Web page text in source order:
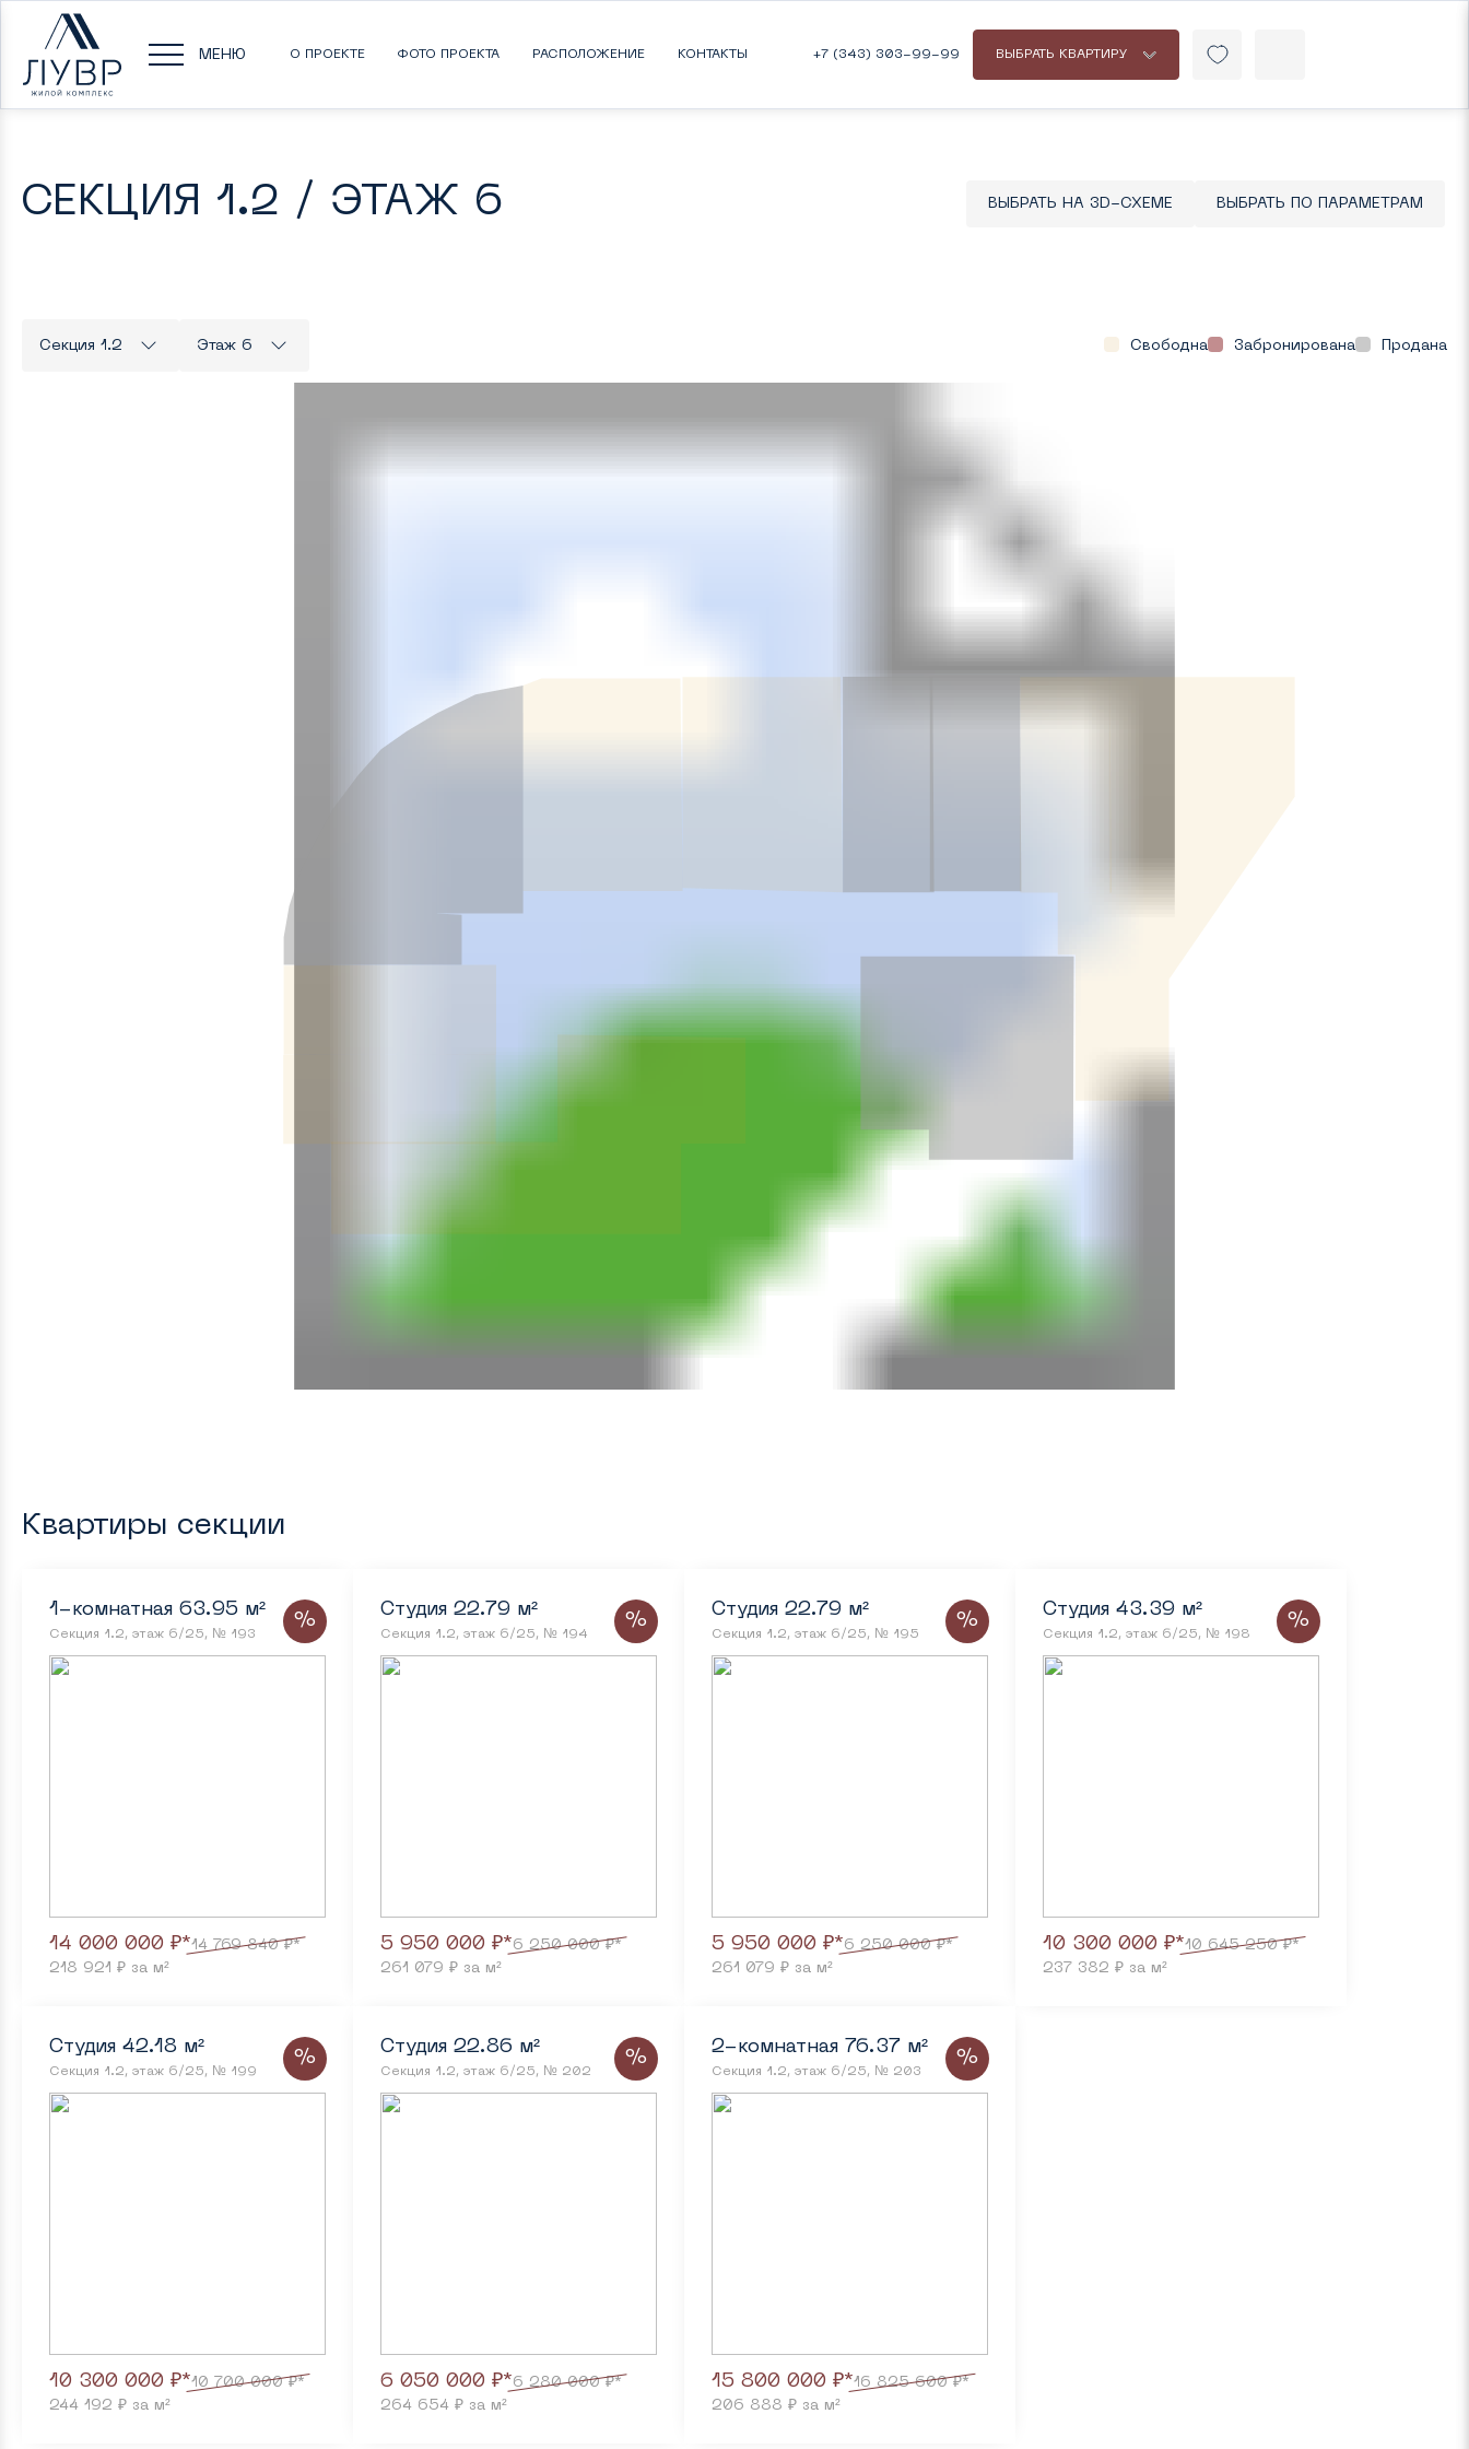
МЕНЮ О ПРОЕКТЕ ФОТО ПРОЕКТА РАСПОЛОЖЕНИЕ КОНТАКТЫ +7 (343) 303-99-99 ВЫБРАТЬ КВАРТИРУ
СЕКЦИЯ 1.2 / ЭТАЖ 6 ВЫБРАТЬ НА 3D-СХЕМЕ ВЫБРАТЬ ПО ПАРАМЕТРАМ
Секция 1.2 Этаж 6 Свободна Забронирована Продана
Квартиры секции
1-комнатная 63.95 м²
Секция 1.2, этаж 6/25, № 193
14 000 000 ₽*14 769 840 ₽*
218 921 ₽ за м²
%
Студия 22.79 м²
Секция 1.2, этаж 6/25, № 194
5 950 000 ₽*6 250 000 ₽*
261 079 ₽ за м²
%
Студия 22.79 м²
Секция 1.2, этаж 6/25, № 195
5 950 000 ₽*6 250 000 ₽*
261 079 ₽ за м²
%
Студия 43.39 м²
Секция 1.2, этаж 6/25, № 198
10 300 000 ₽*10 645 250 ₽*
237 382 ₽ за м²
%
Студия 42.18 м²
Секция 1.2, этаж 6/25, № 199
10 300 000 ₽*10 700 000 ₽*
244 192 ₽ за м²
%
Студия 22.86 м²
Секция 1.2, этаж 6/25, № 202
6 050 000 ₽*6 280 000 ₽*
264 654 ₽ за м²
%
2-комнатная 76.37 м²
Секция 1.2, этаж 6/25, № 203
15 800 000 ₽*16 825 600 ₽*
206 888 ₽ за м²
%